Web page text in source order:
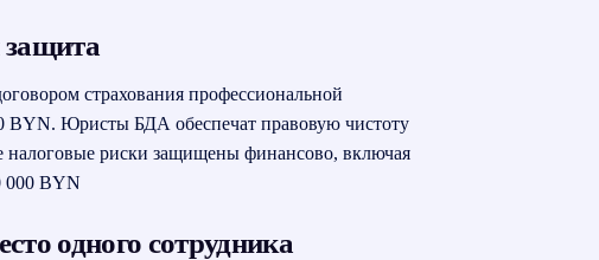
защита
страхования профессиональной
BYN. Юристы БДА обеспечат правовую чистоту
налоговые риски защищены финансово, включая
000 BYN
одного сотрудника